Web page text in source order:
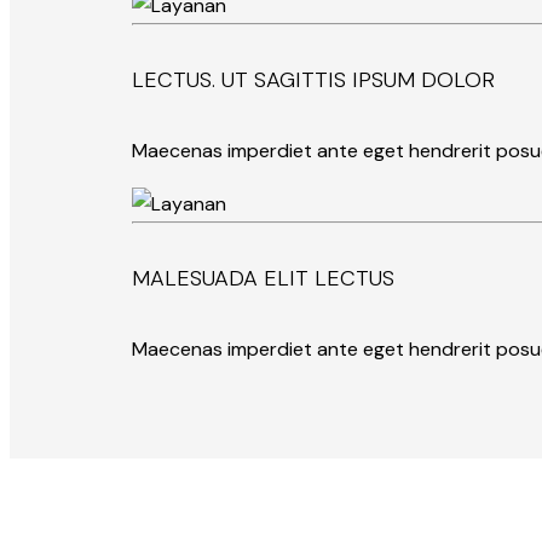
LECTUS. UT SAGITTIS IPSUM DOLOR
Maecenas imperdiet ante eget hendrerit
MALESUADA ELIT LECTUS
Maecenas imperdiet ante eget hendrerit